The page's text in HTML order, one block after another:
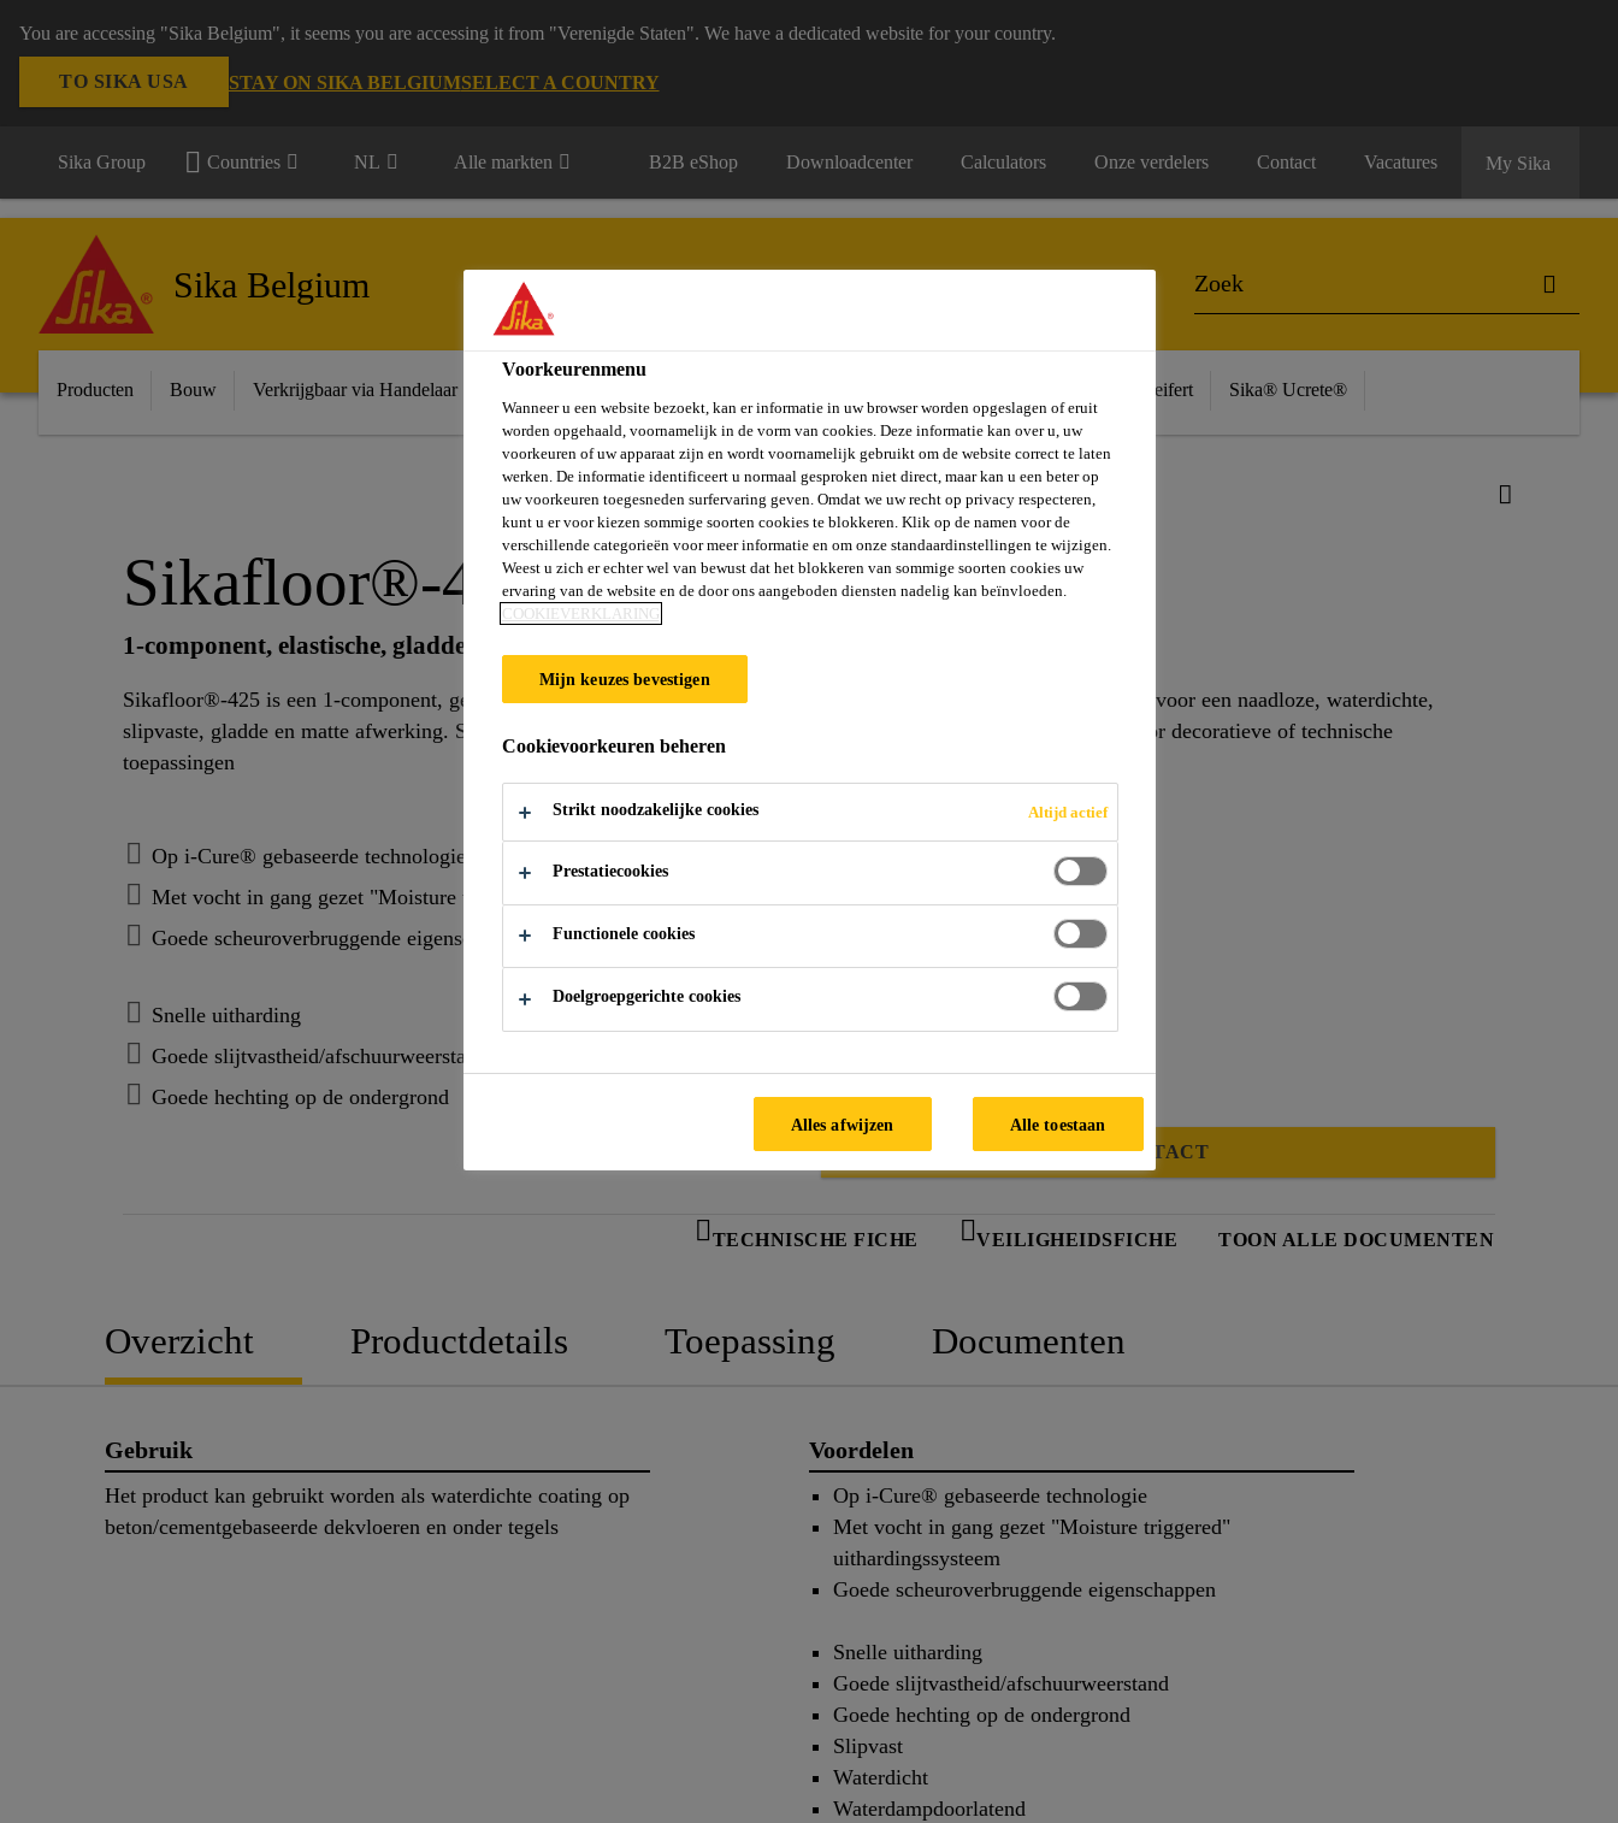
You are accessing "Sika Belgium", it seems you are accessing it from "Verenigde Staten". We have a dedicated website for your country.
TO SIKA USA STAY ON SIKA BELGIUMSELECT A COUNTRY
Sika Group Countries NL Alle markten B2B eShop Downloadcenter Calculators Onze verdelers Contact Vacatures My Sika
Sika Belgium
Producten Bouw Verkrijgbaar via Handelaar Seifert Sika® Ucrete®
Sikafloor®-425
1-component, elastische, gladde, polyurethaancoating voor vloeren
Sikafloor®-425 is een 1-component, gekleurde, UV-bestendige vloercoating op basis van polyurethaanhars. Hij zorgt voor een naadloze, waterdichte,
slipvaste, gladde en matte afwerking. Sikafloor®-425 is onderdeel van het Sikafloor® Monoflex vloerassortiment voor decoratieve of technische
toepassingen
Op i-Cure® gebaseerde technologie
Met vocht in gang gezet "Moisture triggered" uithardingssysteem
Goede scheuroverbruggende eigenschappen
Snelle uitharding
Goede slijtvastheid/afschuurweerstand
Goede hechting op de ondergrond
CONTACT
TECHNISCHE FICHE VEILIGHEIDSFICHE TOON ALLE DOCUMENTEN
Overzicht Productdetails Toepassing Documenten
Gebruik
Het product kan gebruikt worden als waterdichte coating op
beton/cementgebaseerde dekvloeren en onder tegels
Voordelen
Op i-Cure® gebaseerde technologie
Met vocht in gang gezet "Moisture triggered"
uithardingssysteem
Goede scheuroverbruggende eigenschappen
Snelle uitharding
Goede slijtvastheid/afschuurweerstand
Goede hechting op de ondergrond
Slipvast
Waterdicht
Waterdampdoorlatend
Voorkeurenmenu
Wanneer u een website bezoekt, kan er informatie in uw browser worden opgeslagen of eruit
worden opgehaald, voornamelijk in de vorm van cookies. Deze informatie kan over u, uw
voorkeuren of uw apparaat zijn en wordt voornamelijk gebruikt om de website correct te laten
werken. De informatie identificeert u normaal gesproken niet direct, maar kan u een beter op
uw voorkeuren toegesneden surfervaring geven. Omdat we uw recht op privacy respecteren,
kunt u er voor kiezen sommige soorten cookies te blokkeren. Klik op de namen voor de
verschillende categorieën voor meer informatie en om onze standaardinstellingen te wijzigen.
Weest u zich er echter wel van bewust dat het blokkeren van sommige soorten cookies uw
ervaring van de website en de door ons aangeboden diensten nadelig kan beïnvloeden.
COOKIEVERKLARING
Mijn keuzes bevestigen
Cookievoorkeuren beheren
Strikt noodzakelijke cookies Altijd actief
Prestatiecookies
Functionele cookies
Doelgroepgerichte cookies
Alles afwijzen Alle toestaan